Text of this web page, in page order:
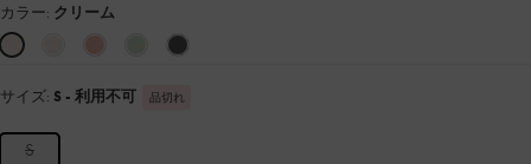
カラー: クリーム
サイズ: S - 利用不可 品切れ
S